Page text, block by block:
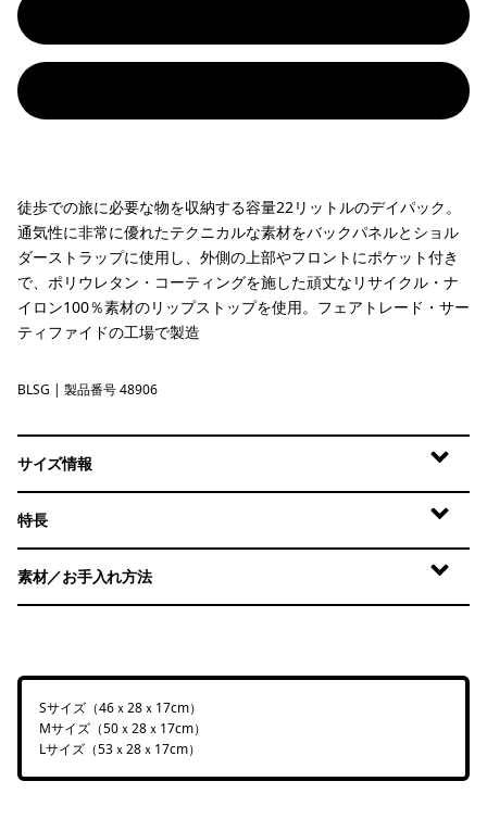
徒歩での旅に必要な物を収納する容量22リットルのデイパック。
通気性に非常に優れたテクニカルな素材をバックパネルとショル
ダーストラップに使用し、外側の上部やフロントにポケット付き
で、ポリウレタン・コーティングを施した頑丈なリサイクル・ナ
イロン100％素材のリップストップを使用。フェアトレード・サー
ティファイドの工場で製造
Blue Sage
BLSG | 製品番号 48906
サイズ情報
特長
素材／お手入れ方法
Sサイズ（46ｘ28ｘ17cm）
Mサイズ（50ｘ28ｘ17cm）
Lサイズ（53ｘ28ｘ17cm）